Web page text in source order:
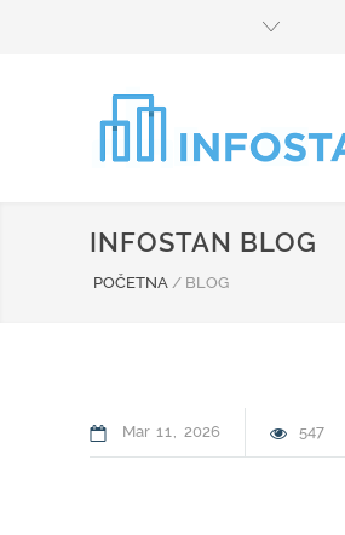
INFOSTAN BLOG
POČETNA / BLOG
Mar 11 2026 547